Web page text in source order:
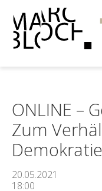
ONLINE –
Zum
Demokratie
20.05.2021
18:00